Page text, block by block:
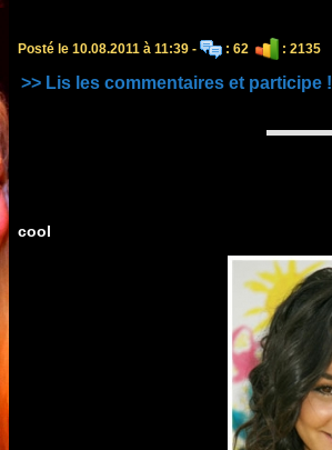
Posté le 10.08.2011 à 11:39 - : 62 : 2135
>> Lis les commentaires et participe !
cool